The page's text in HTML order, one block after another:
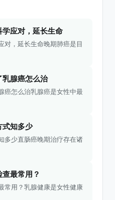
学应对，延长生命
对，延长生命晚期肺癌是目
乳腺癌怎么治
癌怎么治乳腺癌是女性中最
式知多少
多少直肠癌晚期治疗存在诸
最常用？
常用？乳腺健康是女性健康